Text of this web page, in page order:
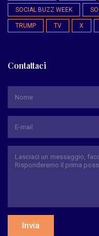
SOCIAL BUZZ WEEK
TRUMP TV X
Contattaci
Invia